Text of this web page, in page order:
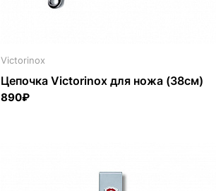
Victorinox
Цепочка Victorinox для ножа (38см)
890₽